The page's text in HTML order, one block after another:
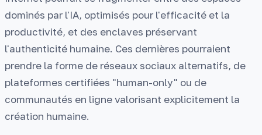
dominés par l'IA, optimisés pour l'efficacité et la
productivité, et des enclaves préservant
l'authenticité humaine. Ces dernières pourraient
prendre la forme de réseaux sociaux alternatifs, de
plateformes certifiées "human-only" ou de
communautés en ligne valorisant explicitement la
création humaine.